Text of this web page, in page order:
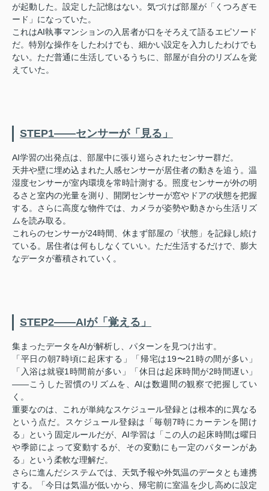
が起動した。設定した記憶はない。気づけば部屋が「くつろぎモ
ード」になっていた。
これはAI執事マンションの入居者が口をそろえて語るエピソード
だ。特別な操作をしたわけでも、細かい設定を入力したわけでも
ない。ただ普通に生活しているうちに、部屋が自分のリズムを覚
えていた。
STEP1——センサーが「見る」
AI学習の出発点は、部屋中に張り巡らされたセンサー群だ。
天井や壁に埋め込まれた人感センサーが居住者の動きを追う。温
湿度センサーが室内環境を常時計測する。照度センサーが外の明
るさと室内の光量を測り、開閉センサーが窓やドアの状態を把握
する。さらに高度な物件では、カメラが姿勢や動きから生活リズ
ムを読み取る。
これらのセンサーが24時間、休まず部屋の「状態」を記録し続け
ている。居住者は何もしなくていい。ただ生活するだけで、膨大
なデータが蓄積されていく。
STEP2——AIが「覚える」
集まったデータをAIが解析し、パターンを見つけ出す。
「平日の朝7時頃に起床する」「帰宅は19〜21時の間が多い」
「入浴は就寝1時間前が多い」「休日は起床時間が2時間遅い」
——こうした習慣のリズムを、AIは数週間の観察で把握してい
く。
重要なのは、これが単純なスケジュール登録とは根本的に異なる
という点だ。スケジュール登録は「毎朝7時にカーテンを開け
る」という固定ルールだが、AI学習は「この人の起床時間は曜日
や季節によって変動するが、その変動にも一定のパターンがあ
る」という柔軟な理解だ。
さらに進んだシステムでは、天気予報や外気温のデータとも連携
する。「今日は気温が低いから、帰宅前に室温を少し高めに設定